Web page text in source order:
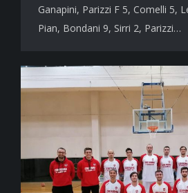
Ganapini, Parizzi F 5, Comelli 5,
Pian, Bondani 9, Sirri 2, Parizzi…